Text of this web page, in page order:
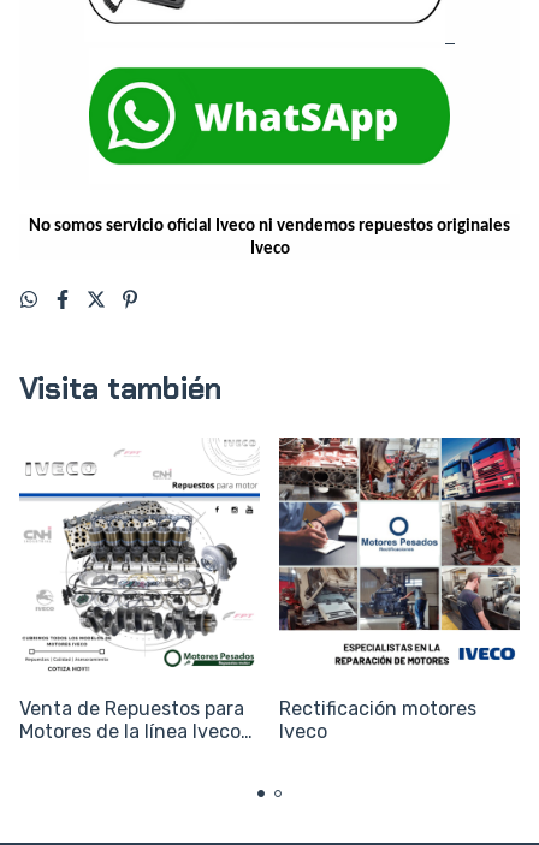
No somos servicio oficial Iveco ni vendemos repuestos originales
Iveco
Visita también
Venta de Repuestos para
Motores de la línea Iveco
Rectificación motores
Iveco